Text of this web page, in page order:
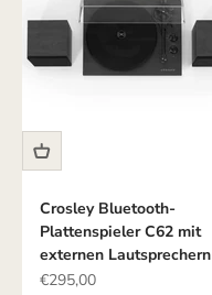
Crosley Bluetooth-
Plattenspieler C62 mit
externen Lautsprechern
Angebot
€295,00